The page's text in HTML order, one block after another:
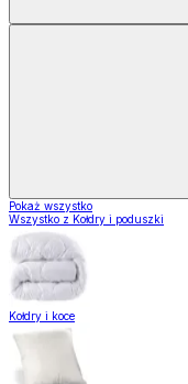
Pokaż wszystko
Wszystko z Kołdry i poduszki
Kołdry i koce